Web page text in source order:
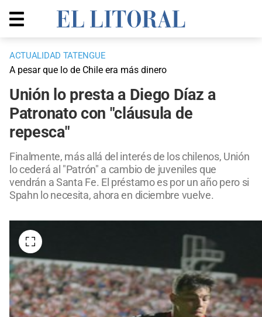
ACTUALIDAD TATENGUE
A pesar que lo de Chile era más dinero
Unión lo presta a Diego Díaz a
Patronato con "cláusula de
repesca"
Finalmente, más allá del interés de los chilenos, Unión
lo cederá al "Patrón" a cambio de juveniles que
vendrán a Santa Fe. El préstamo es por un año pero si
Spahn lo necesita, ahora en diciembre vuelve.